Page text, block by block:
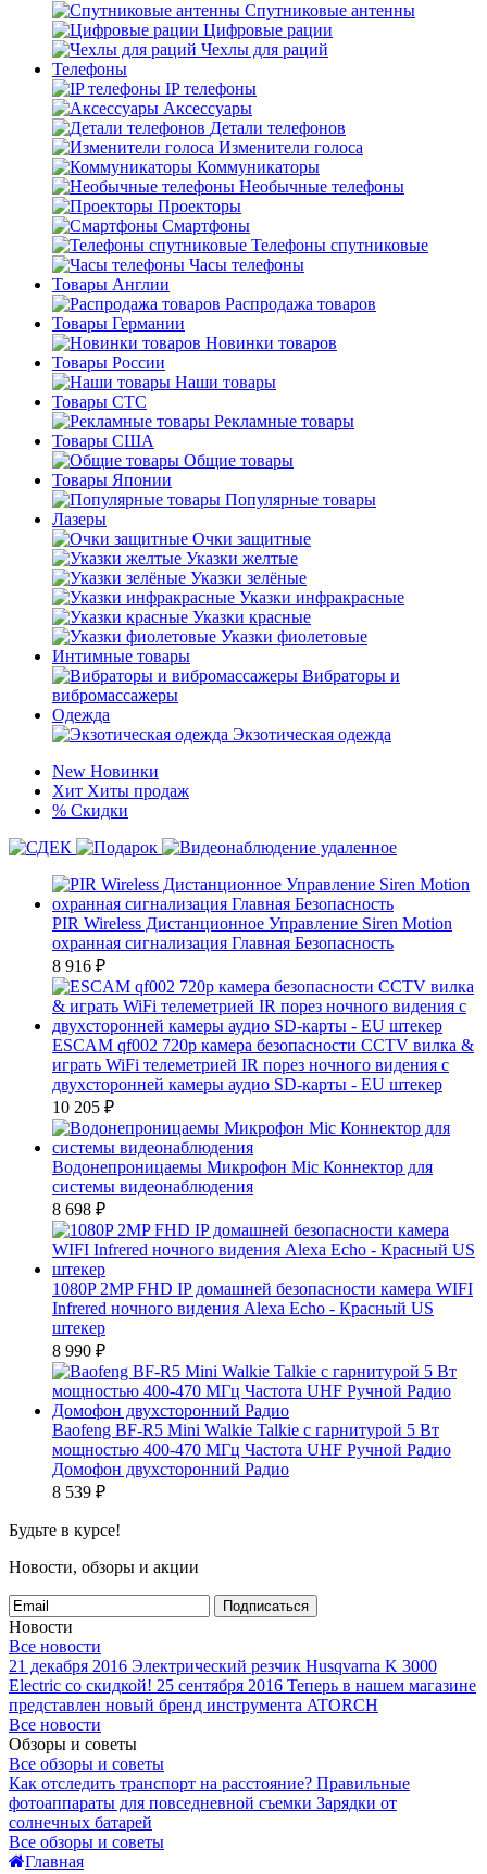
Спутниковые антенны
Цифровые рации
Чехлы для раций
Телефоны
IP телефоны
Аксессуары
Детали телефонов
Изменители голоса
Коммуникаторы
Необычные телефоны
Проекторы
Смартфоны
Телефоны спутниковые
Часы телефоны
Товары Англии
Распродажа товаров
Товары Германии
Новинки товаров
Товары России
Наши товары
Товары СТС
Рекламные товары
Товары США
Общие товары
Товары Японии
Популярные товары
Лазеры
Очки защитные
Указки желтые
Указки зелёные
Указки инфракрасные
Указки красные
Указки фиолетовые
Интимные товары
Вибраторы и
вибромассажеры
Одежда
Экзотическая одежда
New Новинки
Хит Хиты продаж
% Скидки
PIR Wireless Дистанционное Управление Siren Motion
охранная сигнализация Главная Безопасность
8 916 ₽
ESCAM qf002 720p камера безопасности CCTV вилка &
играть WiFi телеметрией IR порез ночного видения с
двухсторонней камеры аудио SD-карты - EU штекер
10 205 ₽
Водонепроницаемы Микрофон Mic Коннектор для
системы видеонаблюдения
8 698 ₽
1080P 2MP FHD IP домашней безопасности камера WIFI
Infrered ночного видения Alexa Echo - Красный US
штекер
8 990 ₽
Baofeng BF-R5 Mini Walkie Talkie с гарнитурой 5 Вт
мощностью 400-470 МГц Частота UHF Ручной Радио
Домофон двухсторонний Радио
8 539 ₽
Будьте в курсе!
Новости, обзоры и акции
Подписаться
Новости
Все новости
21 декабря 2016 Электрический резчик Husqvarna K 3000
Electric со скидкой! 25 сентября 2016 Теперь в нашем магазине
представлен новый бренд инструмента ATORCH
Все новости
Обзоры и советы
Все обзоры и советы
Как отследить транспорт на расстояние? Правильные
фотоаппараты для повседневной съемки Зарядки от
солнечных батарей
Все обзоры и советы
Главная